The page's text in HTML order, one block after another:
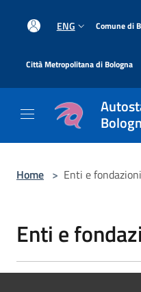
ENG Comune di
Città Metropolitana di Bologna
Home > Enti e fondazioni
Enti e